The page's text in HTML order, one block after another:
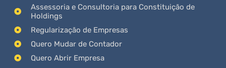
Assessoria e Consultoria para Constituição de
Holdings
Regularização de Empresas
Quero Mudar de Contador
Quero Abrir Empresa